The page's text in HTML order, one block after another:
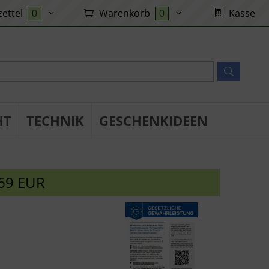
0 Warenkorb 0 Kasse
TECHNIK GESCHENKIDEEN
EUR